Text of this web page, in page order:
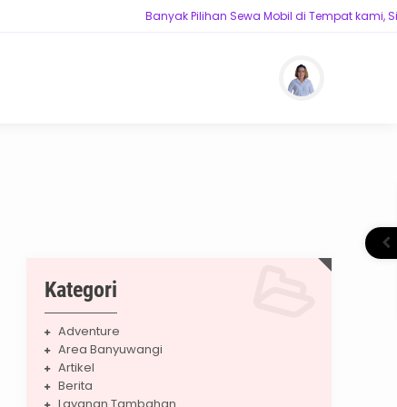
Banyak Pilihan Sewa Mobil di Tempat kami,
Kategori
Adventure
Area Banyuwangi
Artikel
Berita